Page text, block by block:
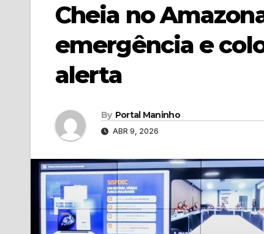
Cheia no
emergência e
alerta
By Portal Maninho
ABR 9, 2026